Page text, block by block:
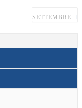
SETTEMBRE